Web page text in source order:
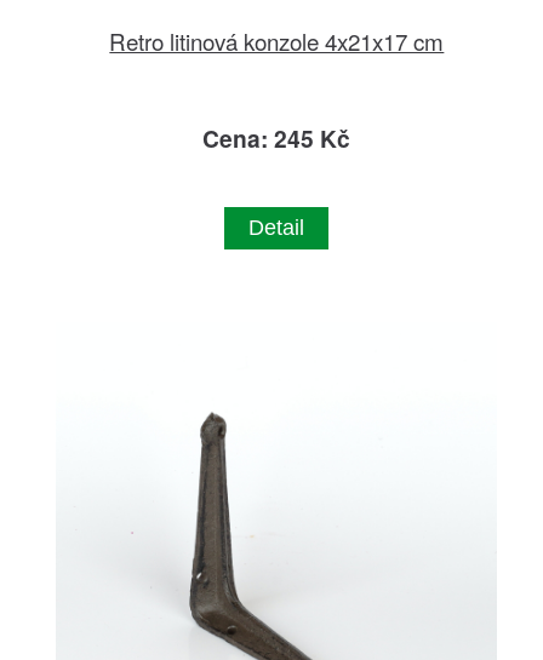
Retro litinová konzole 4x21x17 cm
Cena: 245 Kč
Detail